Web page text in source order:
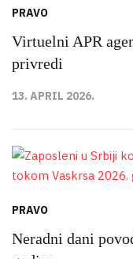
PRAVO
Virtuelni APR
privredi
13. APRIL 2026.
PRAVO
Neradni dani